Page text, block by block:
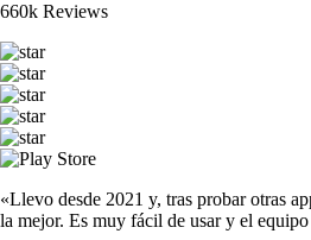
660k Reviews
«Llevo desde 2021 y, tras probar otras
la mejor. Es muy fácil de usar y el